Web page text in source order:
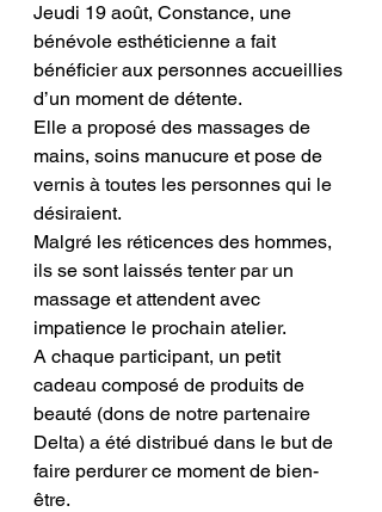
Jeudi 19 août, Constance, une
bénévole esthéticienne a fait
bénéficier aux personnes accueillies
d’un moment de détente.
Elle a proposé des massages de
mains, soins manucure et pose de
vernis à toutes les personnes qui le
désiraient.
Malgré les réticences des hommes,
ils se sont laissés tenter par un
massage et attendent avec
impatience le prochain atelier.
A chaque participant, un petit
cadeau composé de produits de
beauté (dons de notre partenaire
Delta) a été distribué dans le but de
faire perdurer ce moment de bien-
être.